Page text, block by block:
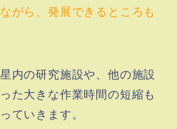
がら、発展できるところも
内の研究施設や、他の施設
た大きな作業時間の短縮も
ていきます。